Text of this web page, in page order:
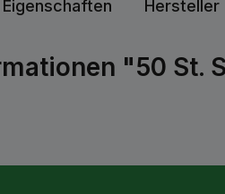
Eigenschaften Hersteller
"50 St.